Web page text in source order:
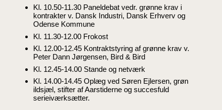
Kl. 10.50-11.30 Paneldebat vedr. grønne krav i
kontrakter v. Dansk Industri, Dansk Erhverv og
Odense Kommune
Kl. 11.30-12.00 Frokost
Kl. 12.00-12.45 Kontraktstyring af grønne krav v.
Peter Dann Jørgensen, Bird & Bird
Kl. 12.45-14.00 Stande og netværk
Kl. 14.00-14.45 Oplæg ved Søren Ejlersen, grøn
ildsjæl, stifter af Aarstiderne og succesfuld
serieiværksætter.